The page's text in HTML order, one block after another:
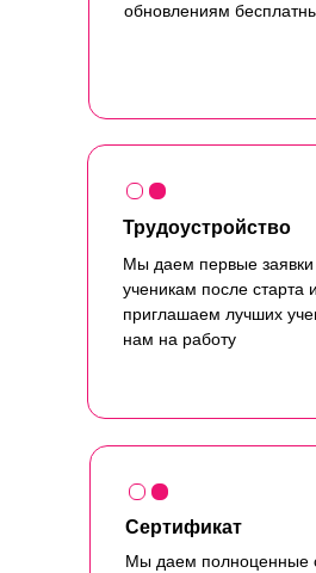
обновлениям
Трудоустройство
Мы даем первые
ученикам после старта и
приглашаем лучших
нам на работу
Сертификат
Мы даем полноценные